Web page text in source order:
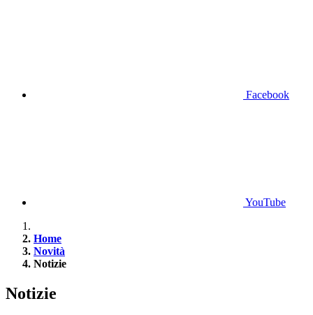
Facebook
YouTube
Home
Novità
Notizie
Notizie